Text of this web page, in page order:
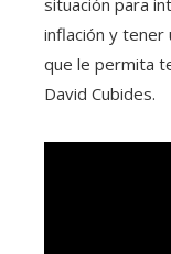
inflación y tener
que le permita
David Cubides.